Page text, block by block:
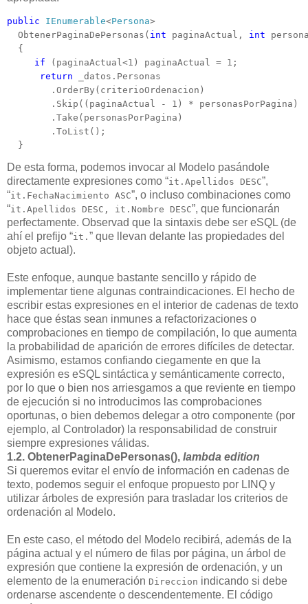
public IEnumerable<Persona>
  ObtenerPaginaDePersonas(
int paginaActual, int
  {
if (paginaActual<1) paginaActual = 1;
return _datos.Personas
.OrderBy(criterioOrdenacion)
.Skip((paginaActual - 1) * personasPorPagina)
.Take(personasPorPagina)
.ToList();
  }
De esta forma, podemos invocar al Modelo pasándole
directamente expresiones como “it.Apellidos DESC”,
“it.FechaNacimiento ASC”, o incluso combinaciones como
“it.Apellidos DESC, it.Nombre DESC”, que funcionarán
perfectamente. Observad que la sintaxis debe ser eSQL (de
ahí el prefijo “it. ” que llevan delante las propiedades del
objeto actual).
Este enfoque, aunque bastante sencillo y rápido de
implementar tiene algunas contraindicaciones. El hecho de
escribir estas expresiones en el interior de cadenas de texto
hace que éstas sean inmunes a refactorizaciones o
comprobaciones en tiempo de compilación, lo que aumenta
la probabilidad de aparición de errores difíciles de detectar.
Asimismo, estamos confiando ciegamente en que la
expresión es eSQL sintáctica y semánticamente correcto,
por lo que o bien nos arriesgamos a que reviente en tiempo
de ejecución si no introducimos las comprobaciones
oportunas, o bien debemos delegar a otro componente (por
ejemplo, al Controlador) la responsabilidad de construir
siempre expresiones válidas.
1.2. ObtenerPaginaDePersonas(), lambda edition
Si queremos evitar el envío de información en cadenas de
texto, podemos seguir el enfoque propuesto por LINQ y
utilizar árboles de expresión para trasladar los criterios de
ordenación al Modelo.
En este caso, el método del Modelo recibirá, además de la
página actual y el número de filas por página, un árbol de
expresión que contiene la expresión de ordenación, y un
elemento de la enumeración Direccion indicando si debe
ordenarse ascendente o descendentemente. El código